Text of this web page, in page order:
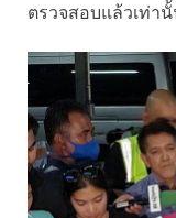
ตรวจสอบแล้วเท่า